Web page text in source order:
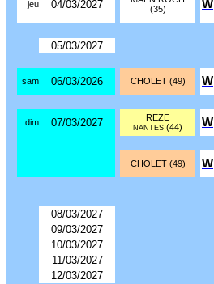
jeu 04/03/2027
(35)
W
05/03/2027
sam 06/03/2026 CHOLET (49) W
dim 07/03/2027 REZE
NANTES (44) W
CHOLET (49) W
08/03/2027
09/03/2027
10/03/2027
11/03/2027
12/03/2027